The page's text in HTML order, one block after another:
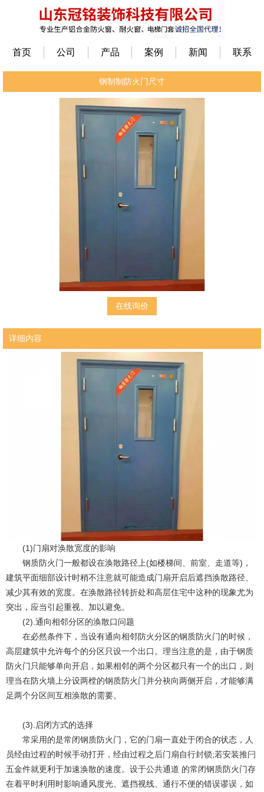
首页 公司 产品 案例 新闻 联系
钢制制防火门尺寸
在线询价
详细内容
(1)门扇对涣散宽度的影响
钢质防火门一般都设在涣散路径上(如楼梯间、前室、走道等)，
建筑平面细部设计时稍不注意就可能造成门扇开启后遮挡涣散路径、
减少其有效的宽度。在涣散路径转折处和高层住宅中这种的现象尤为
突出，应当引起重视、加以避免。
(2).通向相邻分区的涣散口问题
在必然条件下，当设有通向相邻防火分区的钢质防火门的时候，
高层建筑中允许每个的分区只设一个出口。理当注意的是，由于钢质
防火门只能够单向开启，如果相邻的两个分区都只有一个的出口，则
理当在防火墙上分设两樘的钢质防火门并分袂向两侧开启，才能够满
足两个分区间互相涣散的需要。
(3).启闭方式的选择
常采用的是常闭钢质防火门，它的门扇一直处于闭合的状态，人
员经由过程的时候手动打开，经由过程之后门扇自行封锁;若安装推闩
五金件就更利于加速涣散的速度。设于公共通道 的常闭钢质防火门存
在着平时利用时影响通风度光、遮挡视线、通行不便的错误谬误，如